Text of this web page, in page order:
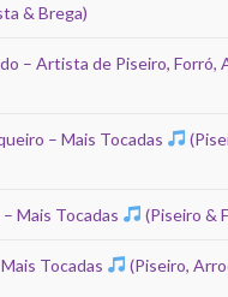
& Brega)
– Artista de Piseiro, Forró,
– Mais Tocadas
Mais Tocadas (Piseiro &
Tocadas
(Piseiro,